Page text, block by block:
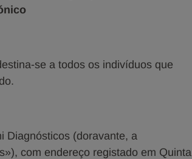
se a todos os indivíduos que
Diagnósticos (doravante, a
com endereço registado em Quinta